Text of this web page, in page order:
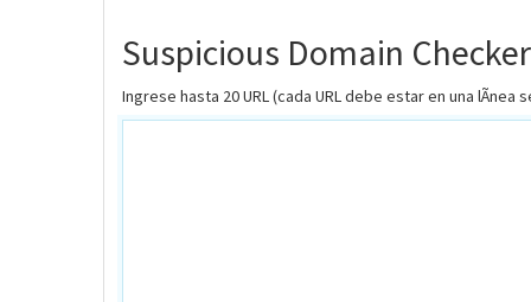
Suspicious Domain Checker
Ingrese hasta 20 URL (cada URL debe estar en una lÃ­nea